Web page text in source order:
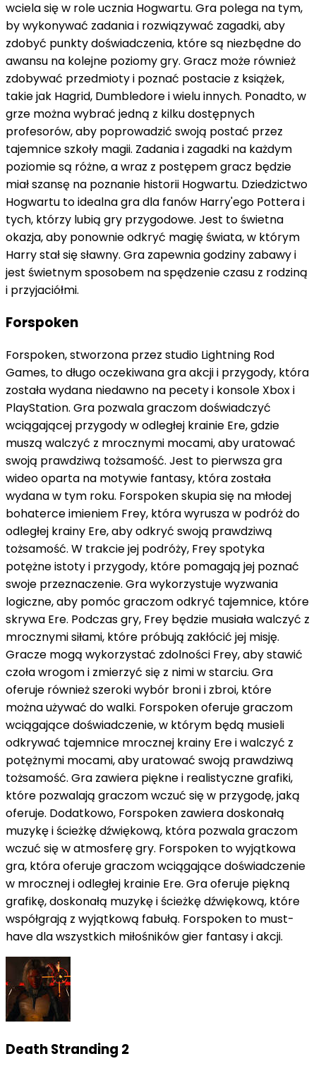
wciela się w role ucznia Hogwartu. Gra polega na tym,
by wykonywać zadania i rozwiązywać zagadki, aby
zdobyć punkty doświadczenia, które są niezbędne do
awansu na kolejne poziomy gry. Gracz może również
zdobywać przedmioty i poznać postacie z książek,
takie jak Hagrid, Dumbledore i wielu innych. Ponadto, w
grze można wybrać jedną z kilku dostępnych
profesorów, aby poprowadzić swoją postać przez
tajemnice szkoły magii. Zadania i zagadki na każdym
poziomie są różne, a wraz z postępem gracz będzie
miał szansę na poznanie historii Hogwartu. Dziedzictwo
Hogwartu to idealna gra dla fanów Harry'ego Pottera i
tych, którzy lubią gry przygodowe. Jest to świetna
okazja, aby ponownie odkryć magię świata, w którym
Harry stał się sławny. Gra zapewnia godziny zabawy i
jest świetnym sposobem na spędzenie czasu z rodziną
i przyjaciółmi.
Forspoken
Forspoken, stworzona przez studio Lightning Rod
Games, to długo oczekiwana gra akcji i przygody, która
została wydana niedawno na pecety i konsole Xbox i
PlayStation. Gra pozwala graczom doświadczyć
wciągającej przygody w odległej krainie Ere, gdzie
muszą walczyć z mrocznymi mocami, aby uratować
swoją prawdziwą tożsamość. Jest to pierwsza gra
wideo oparta na motywie fantasy, która została
wydana w tym roku. Forspoken skupia się na młodej
bohaterce imieniem Frey, która wyrusza w podróż do
odległej krainy Ere, aby odkryć swoją prawdziwą
tożsamość. W trakcie jej podróży, Frey spotyka
potężne istoty i przygody, które pomagają jej poznać
swoje przeznaczenie. Gra wykorzystuje wyzwania
logiczne, aby pomóc graczom odkryć tajemnice, które
skrywa Ere. Podczas gry, Frey będzie musiała walczyć z
mrocznymi siłami, które próbują zakłócić jej misję.
Gracze mogą wykorzystać zdolności Frey, aby stawić
czoła wrogom i zmierzyć się z nimi w starciu. Gra
oferuje również szeroki wybór broni i zbroi, które
można używać do walki. Forspoken oferuje graczom
wciągające doświadczenie, w którym będą musieli
odkrywać tajemnice mrocznej krainy Ere i walczyć z
potężnymi mocami, aby uratować swoją prawdziwą
tożsamość. Gra zawiera piękne i realistyczne grafiki,
które pozwalają graczom wczuć się w przygodę, jaką
oferuje. Dodatkowo, Forspoken zawiera doskonałą
muzykę i ścieżkę dźwiękową, która pozwala graczom
wczuć się w atmosferę gry. Forspoken to wyjątkowa
gra, która oferuje graczom wciągające doświadczenie
w mrocznej i odległej krainie Ere. Gra oferuje piękną
grafikę, doskonałą muzykę i ścieżkę dźwiękową, które
współgrają z wyjątkową fabułą. Forspoken to must-
have dla wszystkich miłośników gier fantasy i akcji.
Death Stranding 2